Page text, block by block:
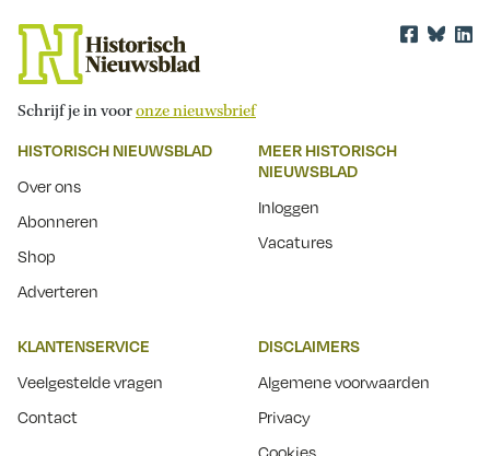
Schrijf je in vooronze nieuwsbrief
HISTORISCH NIEUWSBLAD
Over ons
Abonneren
Shop
Adverteren
MEER HISTORISCH
NIEUWSBLAD
Inloggen
Vacatures
KLANTENSERVICE
Veelgestelde vragen
Contact
DISCLAIMERS
Algemene voorwaarden
Privacy
Cookies